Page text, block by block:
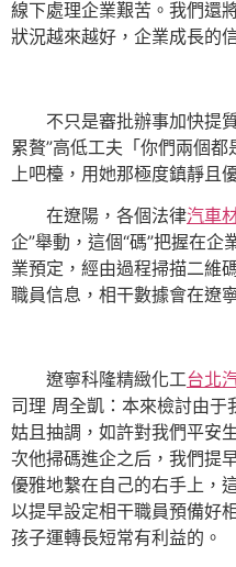
線下處理企業艱苦。我們還
狀況越來越好，企業成長的
不只是審批辦事加快提
累贅”高低工夫「你們兩個
上吧檯，用她那極度鎮靜且
在遼陽，各個法律汽車
企”舉動，這個“碼”把握在
業預定，經由過程掃描二維
職員信息，相干數據會在遼
遼寧科隆精緻化工台北
司理 周全凱：本來檢討由
姑且抽調，如許對我們平安
次他掃碼進企之后，我們提
優雅地繫在自己的右手上，
以提早設定相干職員預備好
孩子運轉長短常有利益的。